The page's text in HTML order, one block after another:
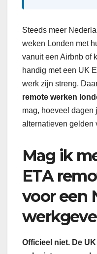
Steeds meer
weken Londen met
vanuit een Airbnb of
handig met een UK
werk zijn streng.
remote werken
mag, hoeveel
alternatieven gelden
Mag ik
ETA
voor een
Officieel niet. De